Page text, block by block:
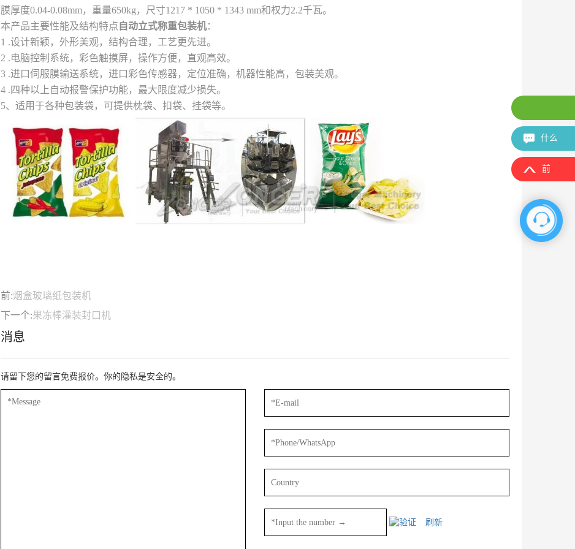
膜厚度0.04-0.08mm，重量650kg，尺寸1217 * 1050 * 1343 mm和权力2.2千瓦。
本产品主要性能及结构特点 自动立式称重包装机：
1 .设计新颖，外形美观，结构合理，工艺更先进。
2 .电脑控制系统，彩色触摸屏，操作方便，直观高效。
3 .进口伺服膜输送系统，进口彩色传感器，定位准确，机器性能高，包装美观。
4 .四种以上自动报警保护功能，最大限度减少损失。
5、适用于各种包装袋，可提供枕袋、扣袋、挂袋等。
前:烟盒玻璃纸包装机
下一个:果冻棒灌装封口机
消息
请留下您的留言免费报价。你的隐私是安全的。
刷新
电子邮
什么
前